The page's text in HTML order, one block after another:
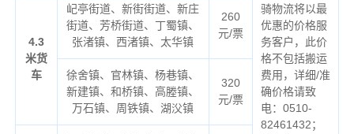
骑物流将以最
优惠的价格服
务客户，此价
格不包括搬运
费用，详细/准
确价格请致
电：0510-
82461432；
4.3
米货
车
屺亭街道、新街街道、新庄
街道、芳桥街道、丁蜀镇、
张渚镇、西渚镇、太华镇
260
元/票
徐舍镇、官林镇、杨巷镇、
新建镇、和桥镇、高塍镇、
万石镇、周铁镇、湖㳇镇
320
元/票